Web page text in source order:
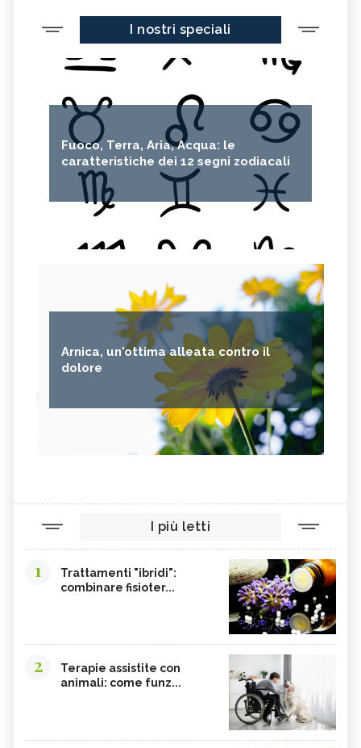
I nostri speciali
Fuoco, Terra, Aria, Acqua: le
caratteristiche dei 12 segni zodiacali
Arnica, un'ottima alleata contro il
dolore
I più letti
1
Trattamenti "ibridi":
combinare fisioter...
2
Terapie assistite con
animali: come funz...